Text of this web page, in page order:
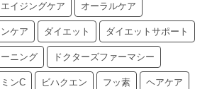
エイジングケア オーラルケア
ケア ダイエット ダイエットサポート
ーニング ドクターズファーマシー
ンC ビハクエン フッ素 ヘアケア